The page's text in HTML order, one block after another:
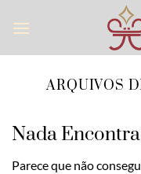
ARQUIVOS
Nada
Parece que não